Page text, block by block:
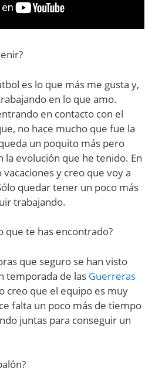
es lo que más me gusta y,
en lo que amo.
en contacto con el
no hace mucho que fue la
un poquito más pero
la evolución que he tenido. En
y creo que voy a
quedar tener un poco más
trabajando.
que te has encontrado?
que seguro se han visto
temporada de las Guerreras
creo que el equipo es muy
falta un poco más de tiempo
juntas para conseguir un